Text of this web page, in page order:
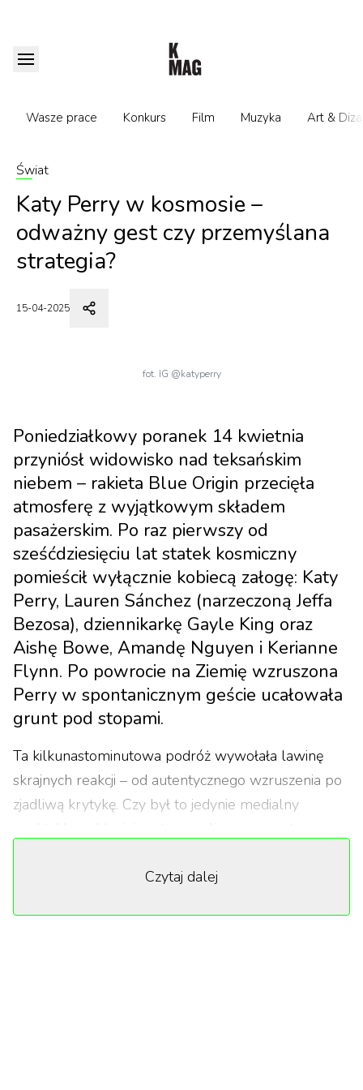
Wasze prace Konkurs Film Muzyka Art &
Świat
Katy Perry w kosmosie –
odważny gest czy przemyślana
strategia?
15-04-2025
fot. IG @katyperry
Poniedziałkowy poranek 14 kwietnia
przyniósł widowisko nad teksańskim
niebem – rakieta Blue Origin przecięła
atmosferę z wyjątkowym składem
pasażerskim. Po raz pierwszy od
sześćdziesięciu lat statek kosmiczny
pomieścił wyłącznie kobiecą załogę: Katy
Perry, Lauren Sánchez (narzeczoną Jeffa
Bezosa), dziennikarkę Gayle King oraz
Aishę Bowe, Amandę Nguyen i Kerianne
Flynn. Po powrocie na Ziemię wzruszona
Perry w spontanicznym geście ucałowała
grunt pod stopami.
Ta kilkunastominutowa podróż wywołała lawinę
skrajnych reakcji – od autentycznego wzruszenia po
zjadliwą krytykę. Czy był to jedynie medialny
spektakl pochłaniający tony paliwa, czy może
w przestrzeni kosmicznej?Czytaj dalej